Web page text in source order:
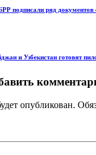
подписали ряд документов
и Узбекистан готовят
опубликован.